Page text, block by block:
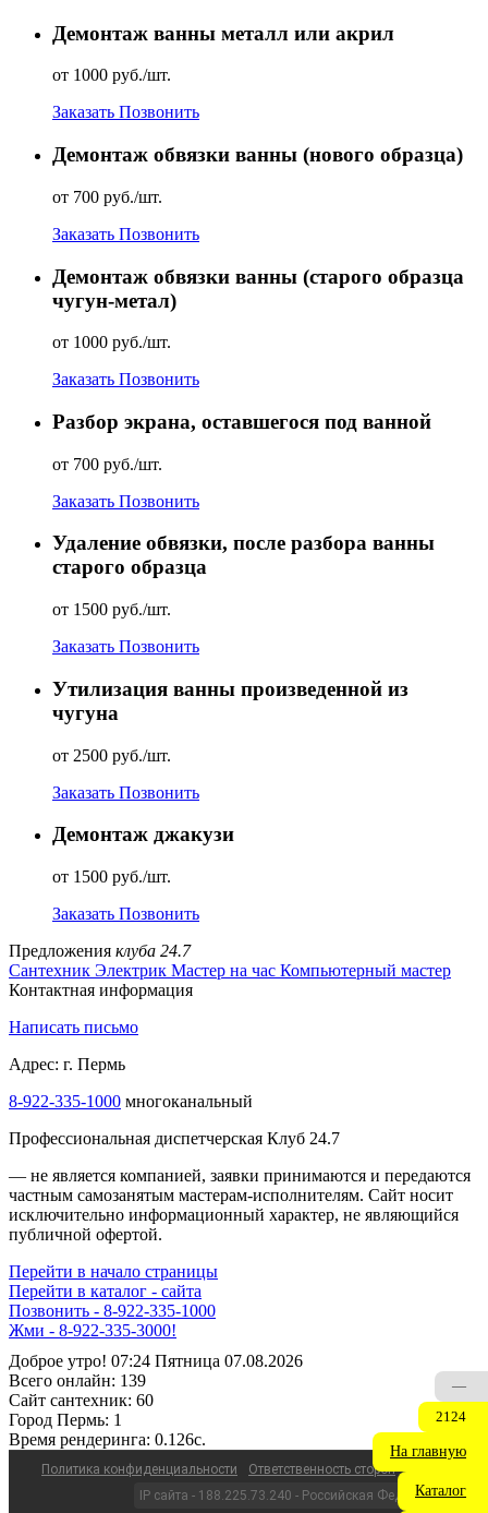
Демонтаж ванны металл или акрил
от 1000 руб./шт.
Заказать Позвонить
Демонтаж обвязки ванны (нового образца)
от 700 руб./шт.
Заказать Позвонить
Демонтаж обвязки ванны (старого образца
чугун-метал)
от 1000 руб./шт.
Заказать Позвонить
Разбор экрана, оставшегося под ванной
от 700 руб./шт.
Заказать Позвонить
Удаление обвязки, после разбора ванны
старого образца
от 1500 руб./шт.
Заказать Позвонить
Утилизация ванны произведенной из
чугуна
от 2500 руб./шт.
Заказать Позвонить
Демонтаж джакузи
от 1500 руб./шт.
Заказать Позвонить
Предложения клуба 24.7
Сантехник Электрик Мастер на час Компьютерный мастер
Контактная информация
Написать письмо
Адрес: г. Пермь
8-922-335-1000 многоканальный
Профессиональная диспетчерская Клуб 24.7
— не является компанией, заявки принимаются и передаются
частным самозанятым мастерам‑исполнителям. Сайт носит
исключительно информационный характер, не являющийся
публичной офертой.
Перейти в начало страницы
Перейти в каталог - сайта
Позвонить - 8-922-335-1000
Жми - 8-922-335-3000!
Доброе утро! 07:24 Пятница 07.08.2026
Всего онлайн: 139
Сайт cантехник: 60
Город Пермь: 1
Время рендеринга: 0.126c.
Политика конфиденциальности
Ответственность сторон
IP сайта - 188.225.73.240 - Российская Федерация
—
2124
На главную
Каталог